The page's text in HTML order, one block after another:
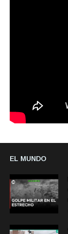
EL MUNDO